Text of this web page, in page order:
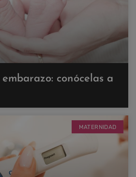
conócelas a
MATERNIDAD